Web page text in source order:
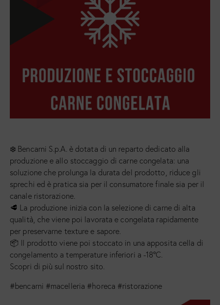
❄️ Bencarni S.p.A. è dotata di un reparto dedicato alla
produzione e allo stoccaggio di carne congelata: una
soluzione che prolunga la durata del prodotto, riduce gli
sprechi ed è pratica sia per il consumatore finale sia per il
canale ristorazione.
🥩 La produzione inizia con la selezione di carne di alta
qualità, che viene poi lavorata e congelata rapidamente
per preservarne texture e sapore.
📦 Il prodotto viene poi stoccato in una apposita cella di
congelamento a temperature inferiori a -18°C.
Scopri di più sul nostro sito.
#bencarni #macelleria #horeca #ristorazione